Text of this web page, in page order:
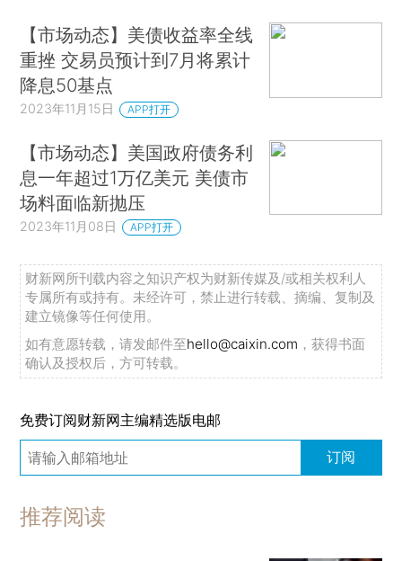
【市场动态】美债收益率全线
重挫 交易员预计到7月将累计
降息50基点
2023年11月15日 APP打开
【市场动态】美国政府债务利
息一年超过1万亿美元 美债市
场料面临新抛压
2023年11月08日 APP打开
财新网所刊载内容之知识产权为财新传媒及/或相关权利人
专属所有或持有。未经许可，禁止进行转载、摘编、复制及
建立镜像等任何使用。
如有意愿转载，请发邮件至hello@caixin.com ，获得书面
确认及授权后，方可转载。
免费订阅财新网主编精选版电邮
订阅
推荐阅读